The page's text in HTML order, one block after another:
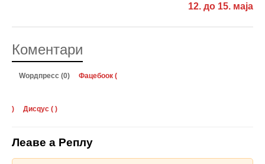
12. до 15. маја
Коментари
Wордпресс (0) Фацебоок (
) Дисqус ( )
Леаве а Реплy